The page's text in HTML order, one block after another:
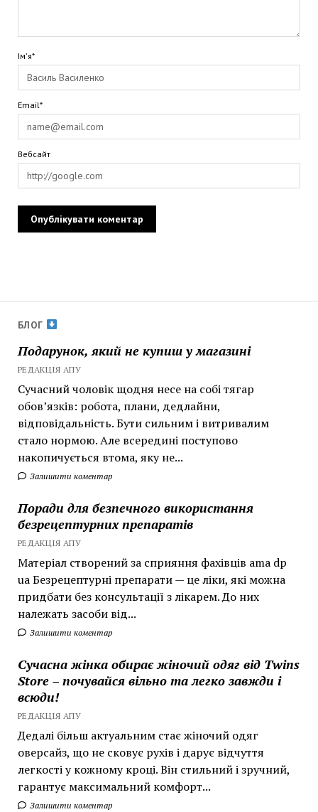
БЛОГ
Подарунок, який не купиш у магазині
РЕДАКЦІЯ АПУ
Сучасний чоловік щодня несе на собі тягар
обов’язків: робота, плани, дедлайни,
відповідальність. Бути сильним і витривалим
стало нормою. Але всередині поступово
накопичується втома, яку не...
Залишити коментар
Поради для безпечного використання
безрецептурних препаратів
РЕДАКЦІЯ АПУ
Матеріал створений за сприяння фахівців ama dp
ua Безрецептурні препарати — це ліки, які можна
придбати без консультації з лікарем. До них
належать засоби від...
Залишити коментар
Сучасна жінка обирає жіночий одяг від Twins
Store – почувайся вільно та легко завжди і
всюди!
РЕДАКЦІЯ АПУ
Дедалі більш актуальним стає жіночий одяг
оверсайз, що не сковує рухів і дарує відчуття
легкості у кожному кроці. Він стильний і зручний,
гарантує максимальний комфорт...
Залишити коментар
Ім'я*
Email*
Вебсайт